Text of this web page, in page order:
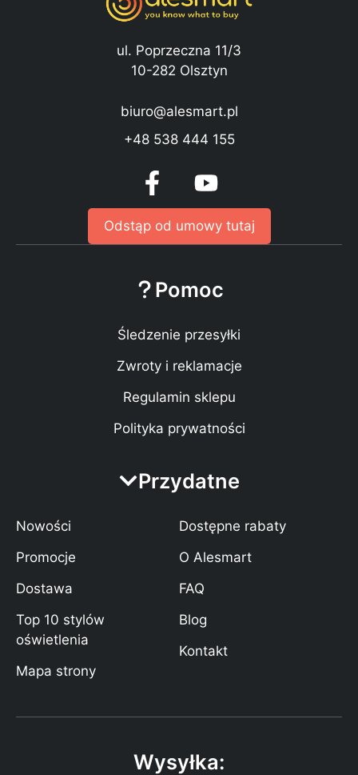
ul. Poprzeczna 11/3
10-282 Olsztyn
biuro@alesmart.pl
+48 538 444 155
Odstąp od umowy tutaj
Pomoc
Śledzenie przesyłki
Zwroty i reklamacje
Regulamin sklepu
Polityka prywatności
Przydatne
Nowości
Promocje
Dostawa
Top 10 stylów
oświetlenia
Mapa strony
Dostępne rabaty
O Alesmart
FAQ
Blog
Kontakt
Wysyłka: